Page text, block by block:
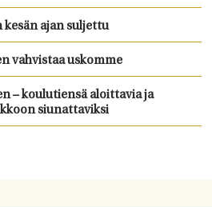
kesän ajan suljettu
vahvistaa uskomme
– koulutiensä aloittavia ja
siunattaviksi